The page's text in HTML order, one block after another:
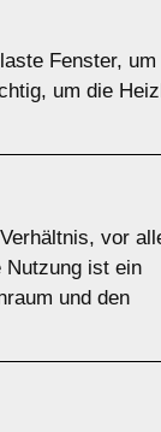
Fenster, um
um die
vor
Nutzung ist ein
und den